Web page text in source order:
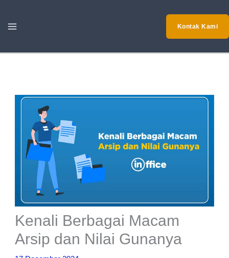
Kontak Kami
Kenali Berbagai Macam
Arsip dan Nilai Gunanya